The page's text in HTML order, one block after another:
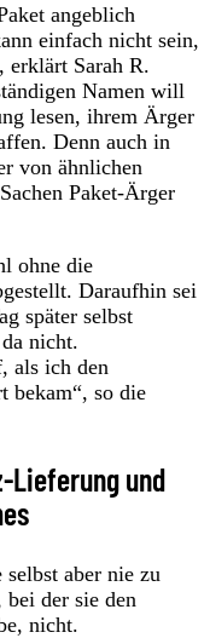
angeblich
einfach nicht sein,
erklärt Sarah R.
Namen will
lesen, ihrem Ärger
Denn auch in
von ähnlichen
Paket-Ärger
ohne die
Daraufhin sei
später selbst
nicht.
als ich den
bekam“, so die
Lieferung und
aber nie zu
der sie den
nicht.